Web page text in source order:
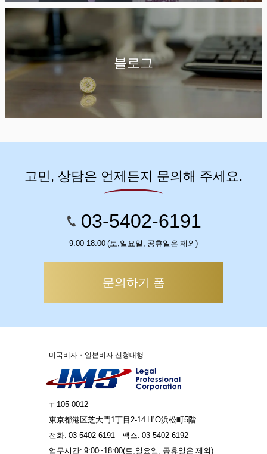
블로그
고민, 상담은 언제든지 문의해 주세요.
03-5402-6191
9:00-18:00 (토,일요일, 공휴일은 제외)
문의하기 폼
미국비자・일본비자 신청대행
〒105-0012
東京都港区芝大門1丁目2-14 H¹O浜松町5階
전화: 03-5402-6191
팩스: 03-5402-6192
업무시간: 9:00~18:00(토,일요일, 공휴일은 제외)